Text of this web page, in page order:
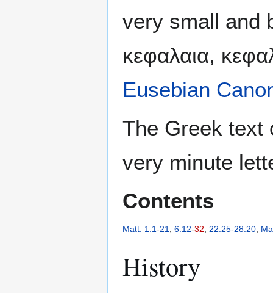
very small and
κεφαλαια,
Eusebian
The Greek text
very minute
Contents
Matt. 1:1-21; 6:12-32; 22:25-28:20;
History